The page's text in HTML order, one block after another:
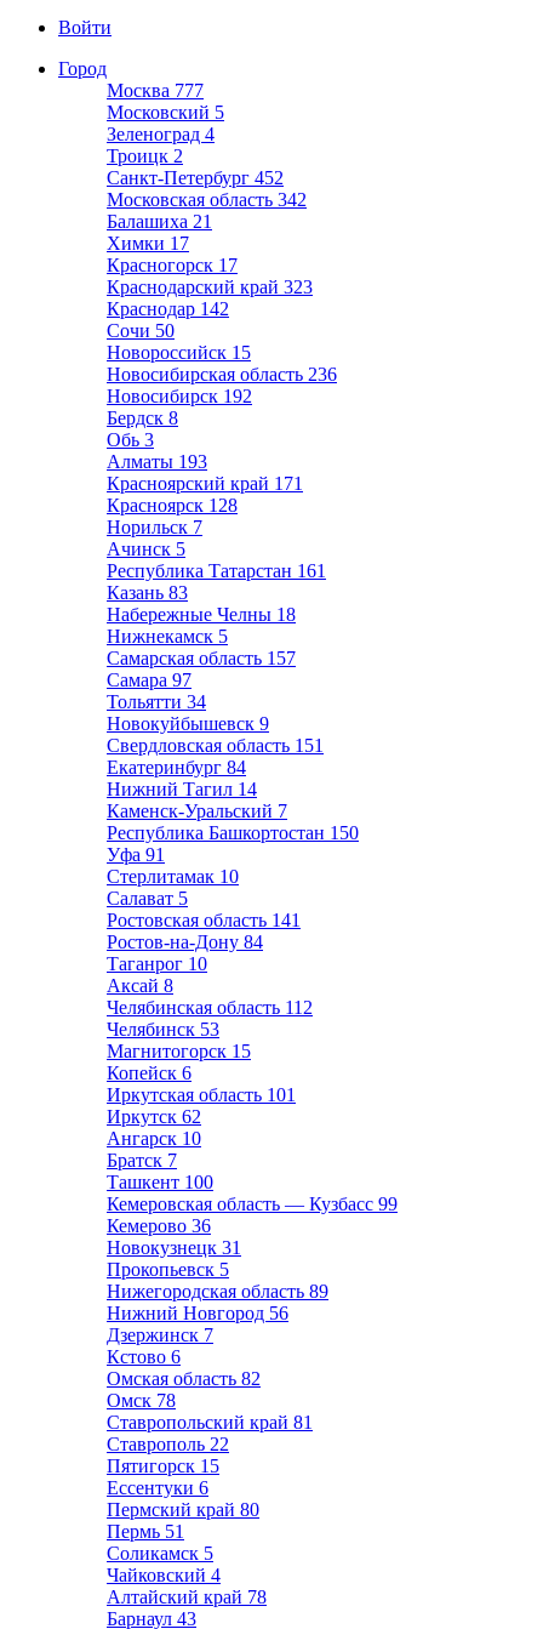
Войти
Город
Москва 777
Московский 5
Зеленоград 4
Троицк 2
Санкт-Петербург 452
Московская область 342
Балашиха 21
Химки 17
Красногорск 17
Краснодарский край 323
Краснодар 142
Сочи 50
Новороссийск 15
Новосибирская область 236
Новосибирск 192
Бердск 8
Обь 3
Алматы 193
Красноярский край 171
Красноярск 128
Норильск 7
Ачинск 5
Республика Татарстан 161
Казань 83
Набережные Челны 18
Нижнекамск 5
Самарская область 157
Самара 97
Тольятти 34
Новокуйбышевск 9
Свердловская область 151
Екатеринбург 84
Нижний Тагил 14
Каменск-Уральский 7
Республика Башкортостан 150
Уфа 91
Стерлитамак 10
Салават 5
Ростовская область 141
Ростов-на-Дону 84
Таганрог 10
Аксай 8
Челябинская область 112
Челябинск 53
Магнитогорск 15
Копейск 6
Иркутская область 101
Иркутск 62
Ангарск 10
Братск 7
Ташкент 100
Кемеровская область — Кузбасс 99
Кемерово 36
Новокузнецк 31
Прокопьевск 5
Нижегородская область 89
Нижний Новгород 56
Дзержинск 7
Кстово 6
Омская область 82
Омск 78
Ставропольский край 81
Ставрополь 22
Пятигорск 15
Ессентуки 6
Пермский край 80
Пермь 51
Соликамск 5
Чайковский 4
Алтайский край 78
Барнаул 43